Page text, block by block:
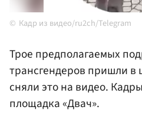
Кадр из видео/ru2ch/Telegram
Трое предполагаемых
трансгендеров пришли в
сняли это на видео.
площадка «Двач».